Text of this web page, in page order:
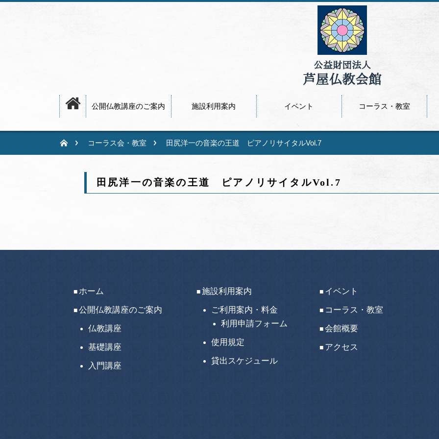
公開仏教講座のご案内 施設利用案内 イベント コーラス・教室
コーラス会・教室 田尻洋一の音楽の王道 ピアノリサイタルVol.7
田尻洋一の音楽の王道 ピアノリサイタルVol.7
ホーム
公開仏教講座のご案内
仏教講座
基礎講座
入門講座
施設利用案内
ご利用案内・料金
利用申請フォーム
使用規定
貸出スケジュール
イベント
コーラス・教室
会館概要
アクセス